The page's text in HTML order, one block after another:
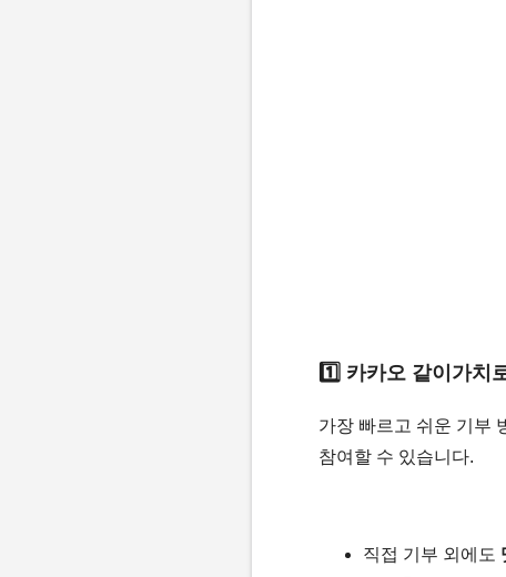
1️⃣ 카카오 같이가치
가장 빠르고 쉬운 기부
참여할 수 있습니다.
직접 기부 외에도